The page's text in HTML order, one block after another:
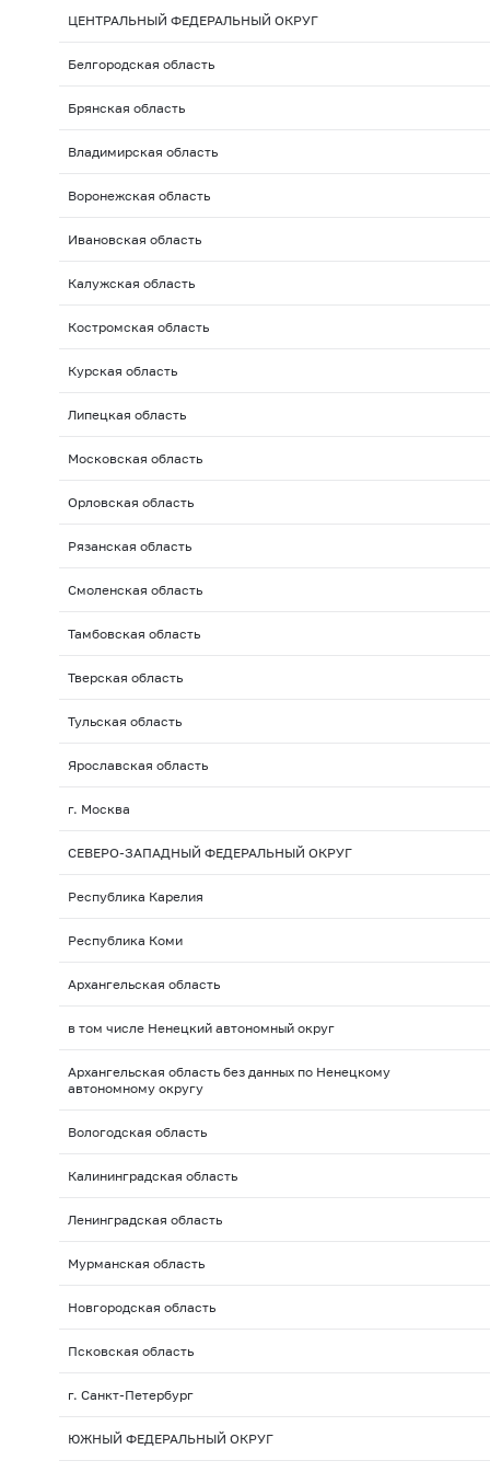
ЦЕНТРАЛЬНЫЙ ФЕДЕРАЛЬНЫЙ ОКРУГ
Белгородская область
Брянская область
Владимирская область
Воронежская область
Ивановская область
Калужская область
Костромская область
Курская область
Липецкая область
Московская область
Орловская область
Рязанская область
Смоленская область
Тамбовская область
Тверская область
Тульская область
Ярославская область
г. Москва
СЕВЕРО-ЗАПАДНЫЙ ФЕДЕРАЛЬНЫЙ ОКРУГ
Республика Карелия
Республика Коми
Архангельская область
в том числе Ненецкий автономный округ
Архангельская область без данных по Ненецкому
автономному округу
Вологодская область
Калининградская область
Ленинградская область
Мурманская область
Новгородская область
Псковская область
г. Санкт-Петербург
ЮЖНЫЙ ФЕДЕРАЛЬНЫЙ ОКРУГ